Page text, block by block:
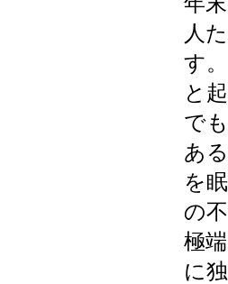
人
す
と
で
あ
を
の
極
に